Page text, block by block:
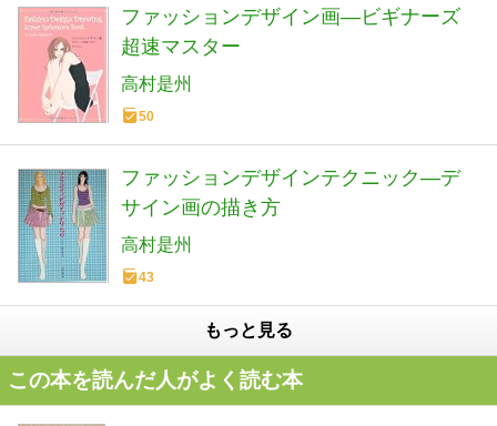
ファッションデザイン画―ビギナーズ
超速マスター
高村是州
50
ファッションデザインテクニック―デ
サイン画の描き方
高村是州
43
もっと見る
この本を読んだ人がよく読む本